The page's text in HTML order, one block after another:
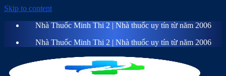
Skip to content
Nhà Thuốc Minh Thi 2 | Nhà thuốc uy tín từ năm 2006
Nhà Thuốc Minh Thi 2 | Nhà thuốc uy tín từ năm 2006